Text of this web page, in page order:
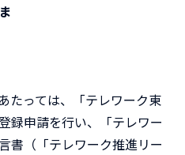
たっては、「テレワーク東
録申請を行い、「テレワー
書（「テレワーク推進リー